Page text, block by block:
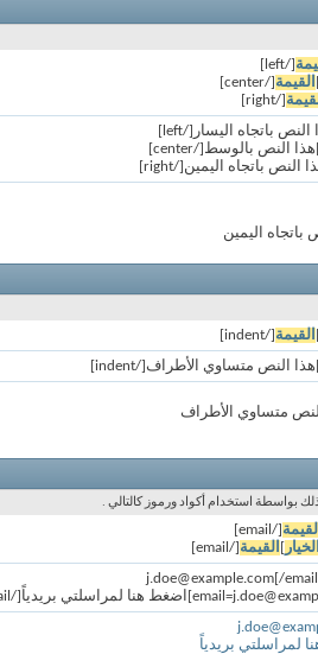
[/left]
القيمة [/center]
[/right]
باتجاه اليمين
القيمة [/indent]
متساوي الأطراف
بواسطة استخدام أكواد ورموز كالتالي .
القيمة [/email]
] القيمة [/email]
لمراسلتي بريدياً